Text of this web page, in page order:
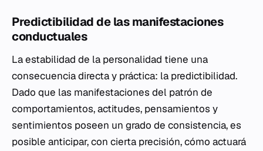
Predictibilidad de las manifestaciones
conductuales
La estabilidad de la personalidad tiene una
consecuencia directa y práctica: la predictibilidad.
Dado que las manifestaciones del patrón de
comportamientos, actitudes, pensamientos y
sentimientos poseen un grado de consistencia, es
posible anticipar, con cierta precisión, cómo actuará